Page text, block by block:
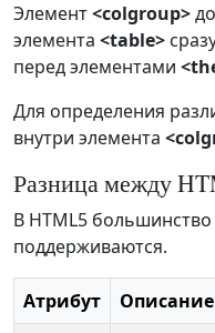
Элемент<colgroup>
элемента <table>
перед элементами
Для определения
внутри элемента
Разница между
В HTML5
поддерживаются.
Атрибут
Описание